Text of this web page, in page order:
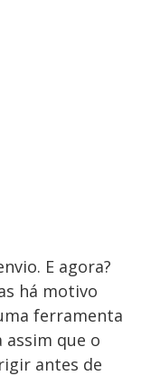
E agora?
há motivo
ferramenta
assim que o
antes de